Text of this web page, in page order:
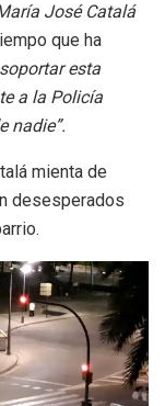
José Catalá
que ha
esta
a la Policía
nadie”.
mienta de
desesperados